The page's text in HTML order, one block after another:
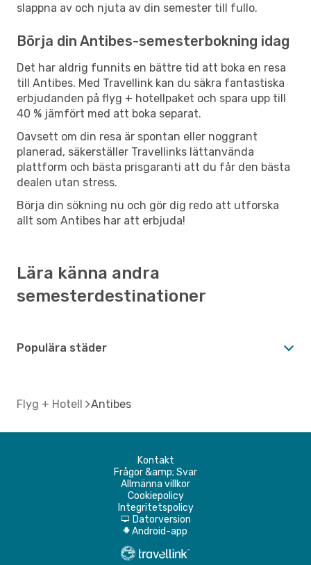
slappna av och njuta av din semester till fullo.
Börja din Antibes-semesterbokning idag
Det har aldrig funnits en bättre tid att boka en resa
till Antibes. Med Travellink kan du säkra fantastiska
erbjudanden på flyg + hotellpaket och spara upp till
40 % jämfört med att boka separat.
Oavsett om din resa är spontan eller noggrant
planerad, säkerställer Travellinks lättanvända
plattform och bästa prisgaranti att du får den bästa
dealen utan stress.
Börja din sökning nu och gör dig redo att utforska
allt som Antibes har att erbjuda!
Lära känna andra
semesterdestinationer
Populära städer
Flyg + Hotell Antibes
Kontakt
Frågor &amp; Svar
Allmänna villkor
Cookiepolicy
Integritetspolicy
d Datorversion
A Android-app